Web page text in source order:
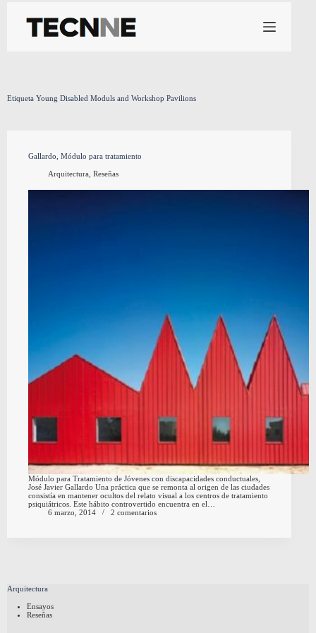
contenido
Etiqueta Young Disabled Moduls and Workshop Pavilions
Gallardo, Módulo para tratamiento
Arquitectura, Reseñas
Módulo para Tratamiento de Jóvenes con discapacidades conductuales,
José Javier Gallardo Una práctica que se remonta al origen de las ciudades
consistía en mantener ocultos del relato visual a los centros de tratamiento
psiquiátricos. Este hábito controvertido encuentra en el…
6 marzo, 2014
2 comentarios
Arquitectura
Ensayos
Reseñas